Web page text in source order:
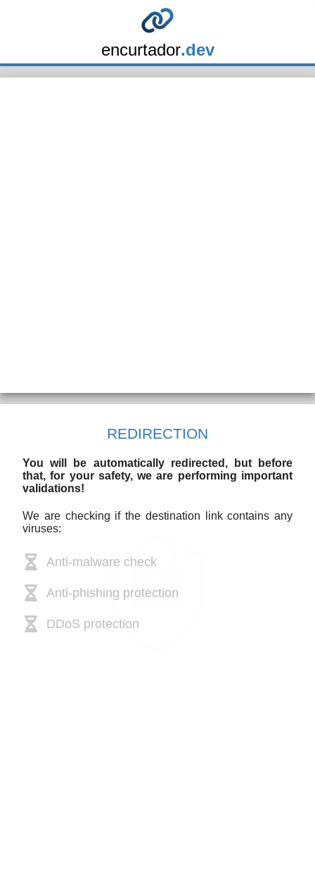
encurtador.dev
REDIRECTION
You will be automatically redirected, but before
that, for your safety, we are performing important
validations!
We are checking if the destination link contains any
viruses:
Anti-malware check
Anti-phishing protection
DDoS protection